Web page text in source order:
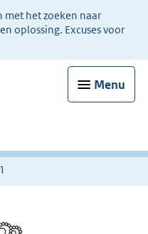
het zoeken naar
oplossing. Excuses voor
Menu